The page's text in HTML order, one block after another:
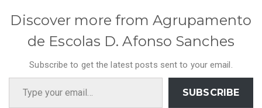
Discover more from Agrupamento
de Escolas D. Afonso Sanches
Subscribe to get the latest posts sent to your email.
Type your email…
SUBSCRIBE